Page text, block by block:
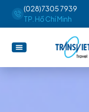
(028)7305 7939
TP. Hồ Chí Minh